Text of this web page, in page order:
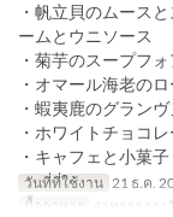
・帆立貝のムース
ームとウニソース
・菊芋のスープフ
・オマール海老の
・蝦夷鹿のグラン
・ホワイトチョコ
・キャフェと小菓子
วันที่ที่ใช้งาน 21 ธ.ค.
มื้ออาหาร
อาหารกลาง